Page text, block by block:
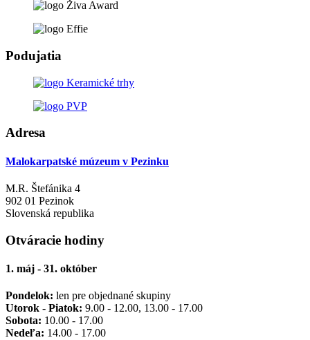
Podujatia
Adresa
Malokarpatské múzeum v Pezinku
M.R. Štefánika 4
902 01 Pezinok
Slovenská republika
Otváracie hodiny
1. máj - 31. október
Pondelok: len pre objednané skupiny
Utorok - Piatok: 9.00 - 12.00, 13.00 - 17.00
Sobota: 10.00 - 17.00
Nedeľa: 14.00 - 17.00